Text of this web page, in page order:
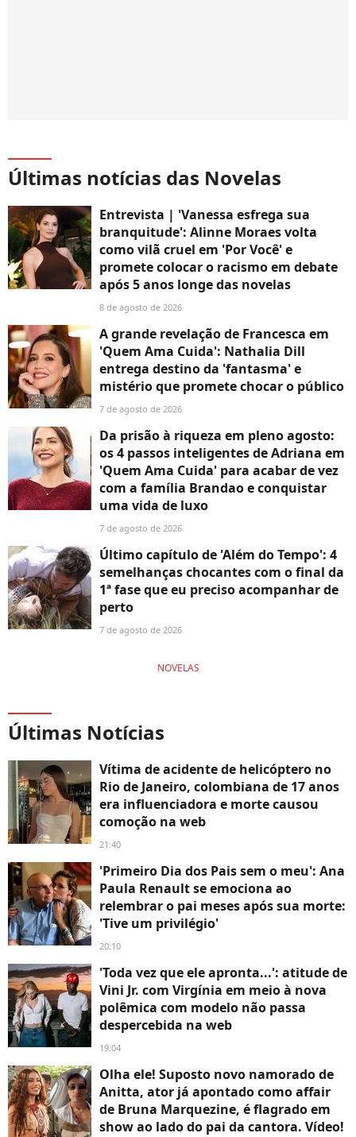
Últimas notícias das Novelas
Entrevista | 'Vanessa esfrega sua
branquitude': Alinne Moraes volta
como vilã cruel em 'Por Você' e
promete colocar o racismo em debate
após 5 anos longe das novelas
8 de agosto de 2026
A grande revelação de Francesca em
'Quem Ama Cuida': Nathalia Dill
entrega destino da 'fantasma' e
mistério que promete chocar o público
7 de agosto de 2026
Da prisão à riqueza em pleno agosto:
os 4 passos inteligentes de Adriana em
'Quem Ama Cuida' para acabar de vez
com a família Brandao e conquistar
uma vida de luxo
7 de agosto de 2026
Último capítulo de 'Além do Tempo': 4
semelhanças chocantes com o final da
1ª fase que eu preciso acompanhar de
perto
7 de agosto de 2026
NOVELAS
Últimas Notícias
Vítima de acidente de helicóptero no
Rio de Janeiro, colombiana de 17 anos
era influenciadora e morte causou
comoção na web
21:40
'Primeiro Dia dos Pais sem o meu': Ana
Paula Renault se emociona ao
relembrar o pai meses após sua morte:
'Tive um privilégio'
20:10
'Toda vez que ele apronta...': atitude de
Vini Jr. com Virgínia em meio à nova
polêmica com modelo não passa
despercebida na web
19:04
Olha ele! Suposto novo namorado de
Anitta, ator já apontado como affair
de Bruna Marquezine, é flagrado em
show ao lado do pai da cantora. Vídeo!